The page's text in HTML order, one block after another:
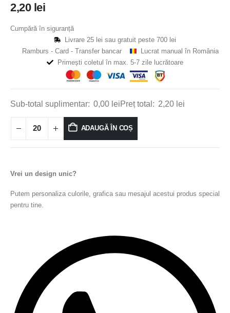
2,20 lei
Cumpără în siguranță
Livrare 25 lei sau gratuit peste 700 lei
Ramburs - Card - Transfer bancar
Lucrat manual în România
Primești coletul în max. 5-7 zile lucrătoare
Sub-total suplimentar: 0,00 leiPreț total: 2,20 lei
ADAUGĂ ÎN COȘ
Vrei un design unic?
Putem personaliza culorile, grafica sau mesajul acestui produs special
pentru tine.